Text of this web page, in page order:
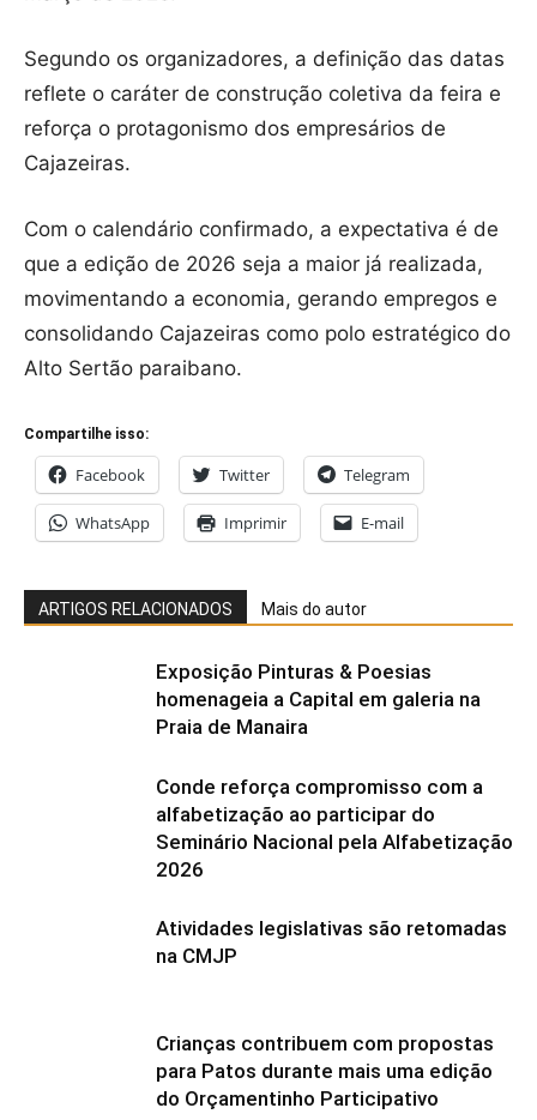
Segundo os organizadores, a definição das datas
reflete o caráter de construção coletiva da feira e
reforça o protagonismo dos empresários de
Cajazeiras.
Com o calendário confirmado, a expectativa é de
que a edição de 2026 seja a maior já realizada,
movimentando a economia, gerando empregos e
consolidando Cajazeiras como polo estratégico do
Alto Sertão paraibano.
Compartilhe isso:
Facebook Twitter Telegram
WhatsApp Imprimir E-mail
ARTIGOS RELACIONADOS Mais do autor
Exposição Pinturas & Poesias
homenageia a Capital em galeria na
Praia de Manaira
Conde reforça compromisso com a
alfabetização ao participar do
Seminário Nacional pela Alfabetização
2026
Atividades legislativas são retomadas
na CMJP
Crianças contribuem com propostas
para Patos durante mais uma edição
do Orçamentinho Participativo